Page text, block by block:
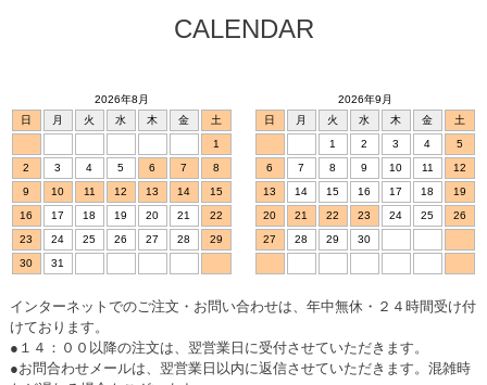
CALENDAR
2026年8月
日
月 火 水 木 金
土
1
2
3 4 5 6 7
8
9
10 11 12 13 14
15
16
17 18 19 20 21
22
23
24 25 26 27 28
29
30
31
2026年9月
日
月 火 水 木 金
土
1
2 3 4
5
6
7 8 9 10 11
12
13
14 15 16 17 18
19
20
21 22 23 24 25
26
27
28 29 30
インターネットでのご注文・お問い合わせは、年中無休・２４時間受け付
けております。
●１４：００以降の注文は、翌営業日に受付させていただきます。
●お問合わせメールは、翌営業日以内に返信させていただきます。混雑時